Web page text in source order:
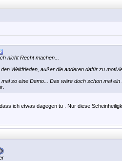
nicht Recht machen...
Weltfrieden, außer die anderen dafür zu
so eine Demo... Das wäre doch schon mal
ich etwas dagegen tu . Nur diese